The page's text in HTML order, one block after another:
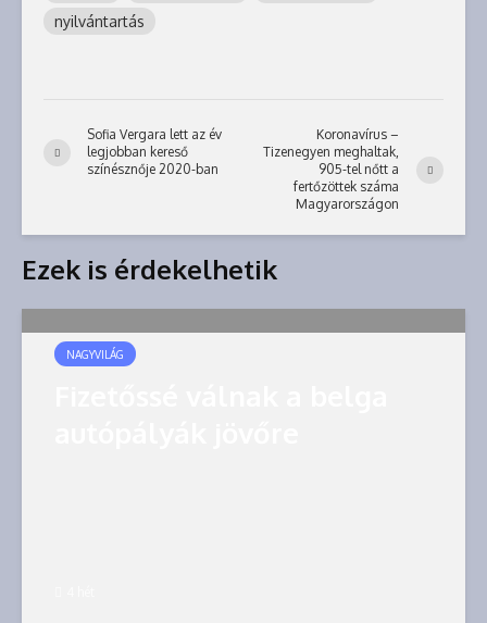
nyilvántartás
Sofia Vergara lett az év
legjobban kereső
színésznője 2020-ban
Koronavírus –
Tizenegyen meghaltak,
905-tel nőtt a
fertőzöttek száma
Magyarországon
Ezek is érdekelhetik
NAGYVILÁG